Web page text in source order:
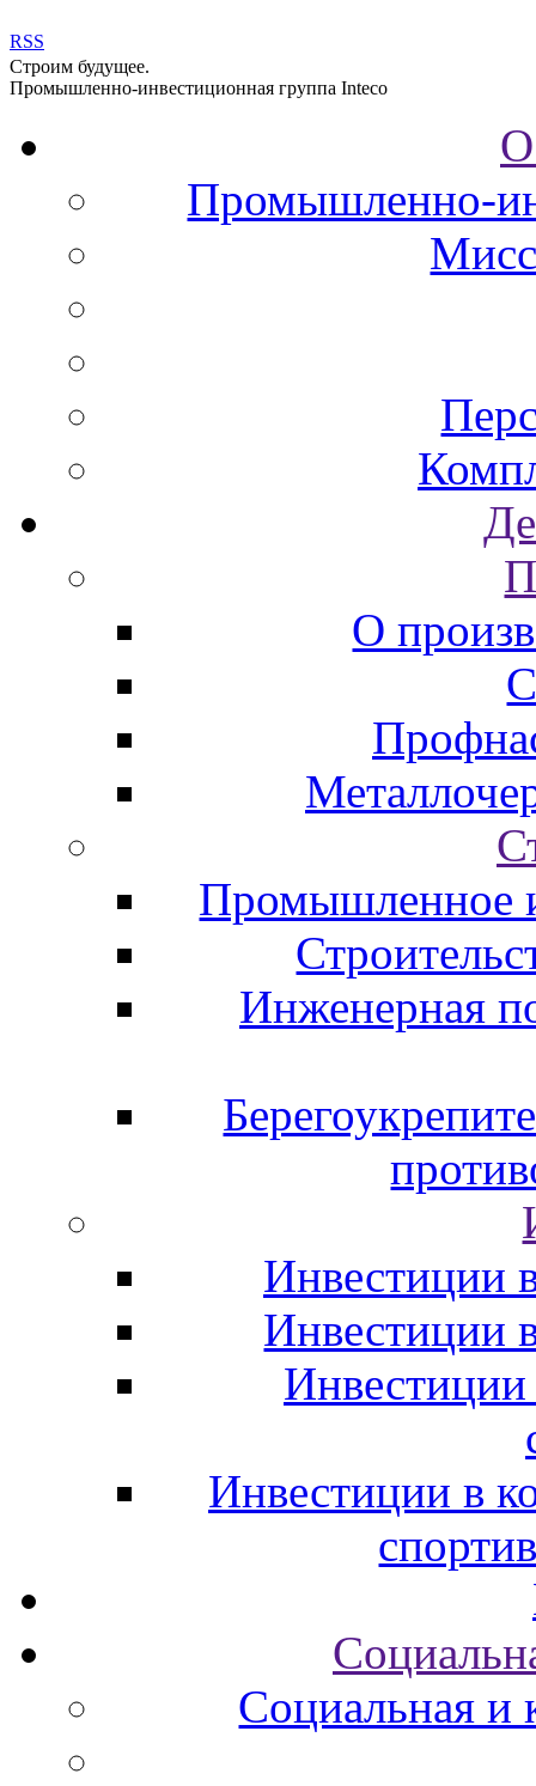
RSS
Строим будущее.
Промышленно-инвестиционная группа Inteco
Промышленно-
О
Промышленное
Инженерная
Инвестиции
Инвестиции
Инвестиции в
Социальная и